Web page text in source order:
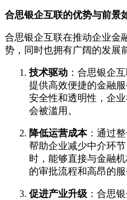
合思银企互联的优势与前景
合思银企互联在推动企业金
势，同时也拥有广阔的发展
技术驱动 ：合思银企
提供高效便捷的金融
安全性和透明性，企
会被滥用。
降低运营成本：通过
帮助企业减少中介环
时，能够直接与金融
的审批流程和高昂的服
促进产业升级 ：合思